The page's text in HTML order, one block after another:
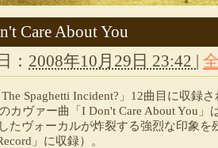
Care About You
： 2008年10月29日 23:42
Spaghetti Incident?」12曲目に収録
のカヴァー曲「I Don't Care About You
たヴォーカルが炸裂する強烈な印象を
」に収録）。